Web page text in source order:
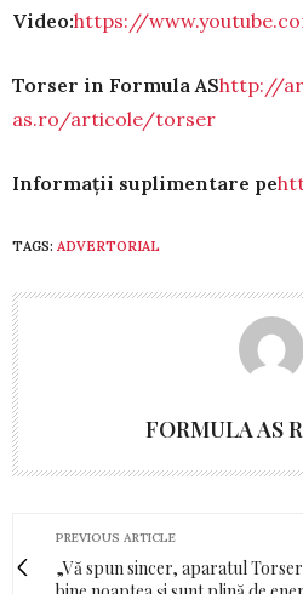
Video:https://
Torser in Formula AShttp://
as.ro/articole/torser
Informaţii suplimentare pe
TAGS: ADVERTORIAL
FORMULA AS
PREVIOUS ARTICLE
„Vă spun sincer, aparatul